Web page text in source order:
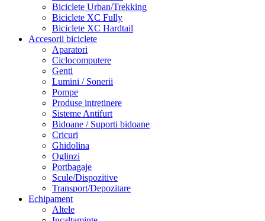
Biciclete Urban/Trekking
Biciclete XC Fully
Biciclete XC Hardtail
Accesorii biciclete
Aparatori
Ciclocomputere
Genti
Lumini / Sonerii
Pompe
Produse intretinere
Sisteme Antifurt
Bidoane / Suporti bidoane
Cricuri
Ghidolina
Oglinzi
Portbagaje
Scule/Dispozitive
Transport/Depozitare
Echipament
Altele